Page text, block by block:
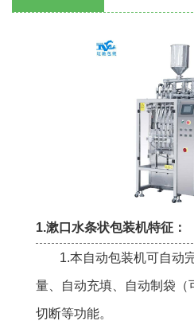
1.漱口水条状包装机特征：
1.本自动包装机可自动
量、自动充填、自动制袋（
切断等功能。